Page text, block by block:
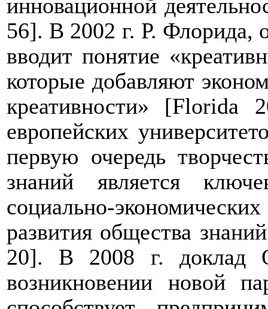
инновационной
56]. В 2002 г. Р. Флорида,
вводит понятие
которые добавляют
креативности» [Florida
европейских
первую очередь
знаний является
социально-
развития общества
20]. В 2008 г. доклад
возникновении новой